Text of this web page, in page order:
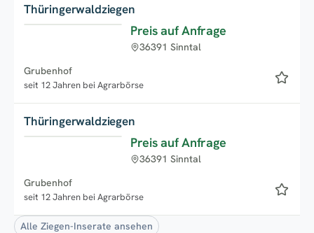
Thüringerwaldziegen
Preis auf Anfrage
36391 Sinntal
Grubenhof
seit 12 Jahren bei Agrarbörse
Thüringerwaldziegen
Preis auf Anfrage
36391 Sinntal
Grubenhof
seit 12 Jahren bei Agrarbörse
Alle Ziegen-Inserate ansehen